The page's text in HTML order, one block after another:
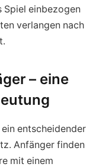
Spiel einbezogen
verlangen nach
– eine
ein entscheidender
Anfänger finden
mit einem